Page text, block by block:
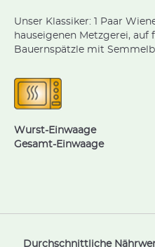
Unser Klassiker: 1 Paar
hauseigenen Metzgerei, auf
Bauernspätzle mit
Wurst-Einwaage
Gesamt-Einwaage
Durchschnittliche